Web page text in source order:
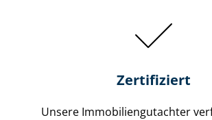
Zertifiziert
Unsere Immobilien­gutachter